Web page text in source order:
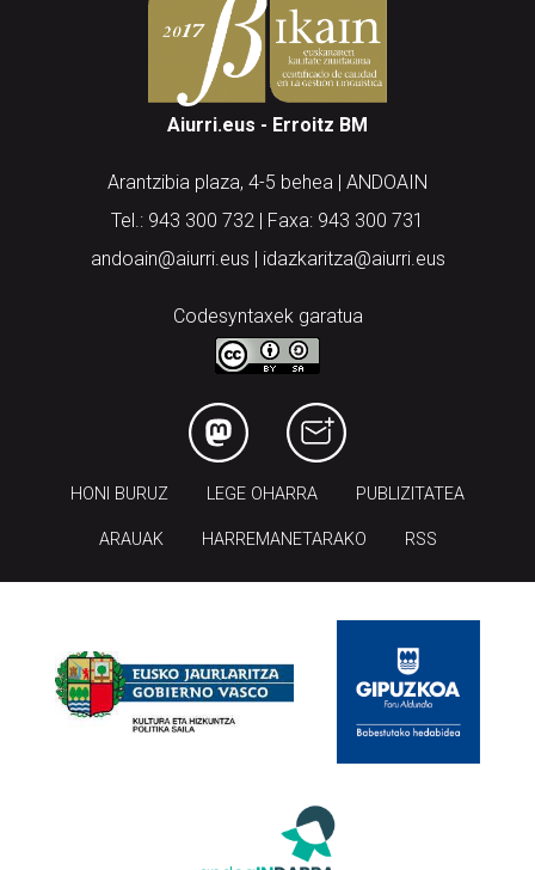
Aiurri.eus - Erroitz BM
Arantzibia plaza, 4-5 behea | ANDOAIN
Tel.: 943 300 732 | Faxa: 943 300 731
andoain@aiurri.eus | idazkaritza@aiurri.eus
Codesyntaxek garatua
HONI BURUZ LEGE OHARRA PUBLIZITATEA
ARAUAK HARREMANETARAKO RSS